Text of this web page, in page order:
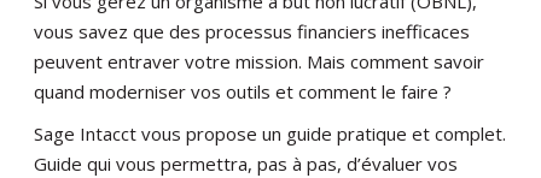
vous savez que des processus financiers inefficaces
peuvent entraver votre mission. Mais comment savoir
quand moderniser vos outils et comment le faire ?
Sage Intacct vouspropose un guide pratique et complet.
Guide qui vous permettra, pas à pas, d’évaluer vos